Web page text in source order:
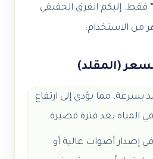
فقط. إليكم الفرق الحقيقي
(المقلد)
بسرعة، مما يؤدي إلى ارتفاع
المياه بعد فترة قصيرة.
إصدار أصوات عالية أو